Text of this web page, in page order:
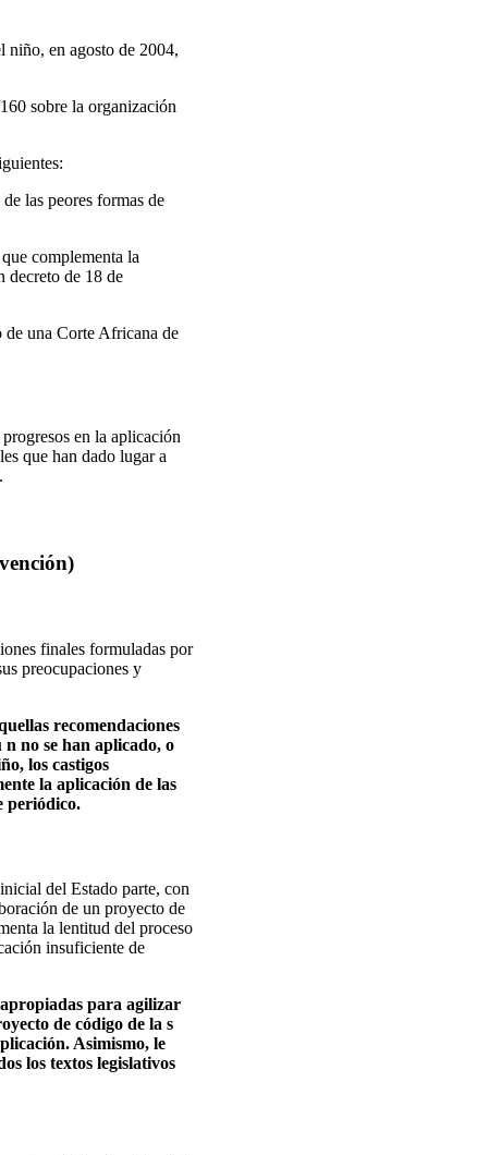
niño, en agosto de 2004,
sobre la organización
las peores formas de
complementa la
decreto de 18 de
una Corte Africana de
en la aplicación
que han dado lugar a
finales formuladas por
preocupaciones y
recomendaciones
no se han aplicado, o
los castigos
la aplicación de las
periódico.
del Estado parte, con
de un proyecto de
la lentitud del proceso
insuficiente de
para agilizar
de código de la s
Asimismo, le
los textos legislativos